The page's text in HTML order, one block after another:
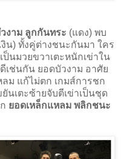
งาม ลูกกันทระ (แดง) พบ
งิน) ทั้งคู่ต่างชนะกันมา ใคร
นมวยขวาเตะหนักเข่าใน
เช่นกัน ยอดบัวงาม อาศัย
ลม แก้ไม่ตก เกมส์การชก
นเตะซ้ายจับตีเข่าเป็นชุด
ยอดเหล็กแหลม พลิกชนะ